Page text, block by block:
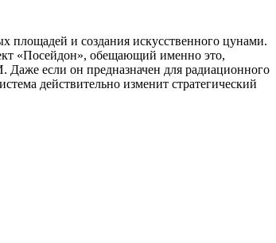
площадей и создания искусственного цунами.
«Посейдон», обещающий именно это,
если он предназначен для радиационного
действительно изменит стратегический